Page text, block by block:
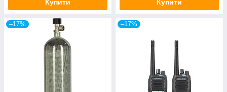
Купити Купити
–17% –17%